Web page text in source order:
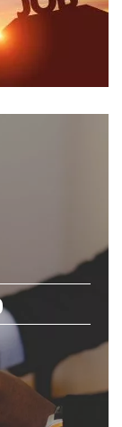
לכל
2026. The
in the